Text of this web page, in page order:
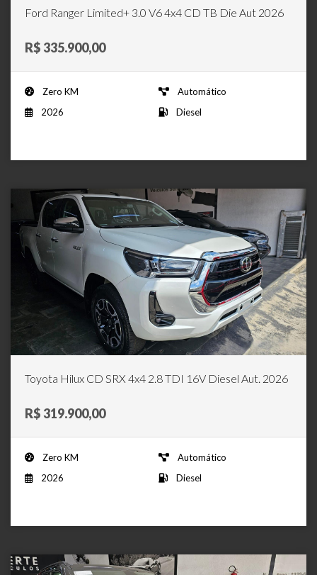
Ford Ranger Limited+ 3.0 V6 4x4 CD TB Die Aut 2026
R$ 335.900,00
Zero KM
Automático
2026
Diesel
Toyota Hilux CD SRX 4x4 2.8 TDI 16V Diesel Aut. 2026
R$ 319.900,00
Zero KM
Automático
2026
Diesel